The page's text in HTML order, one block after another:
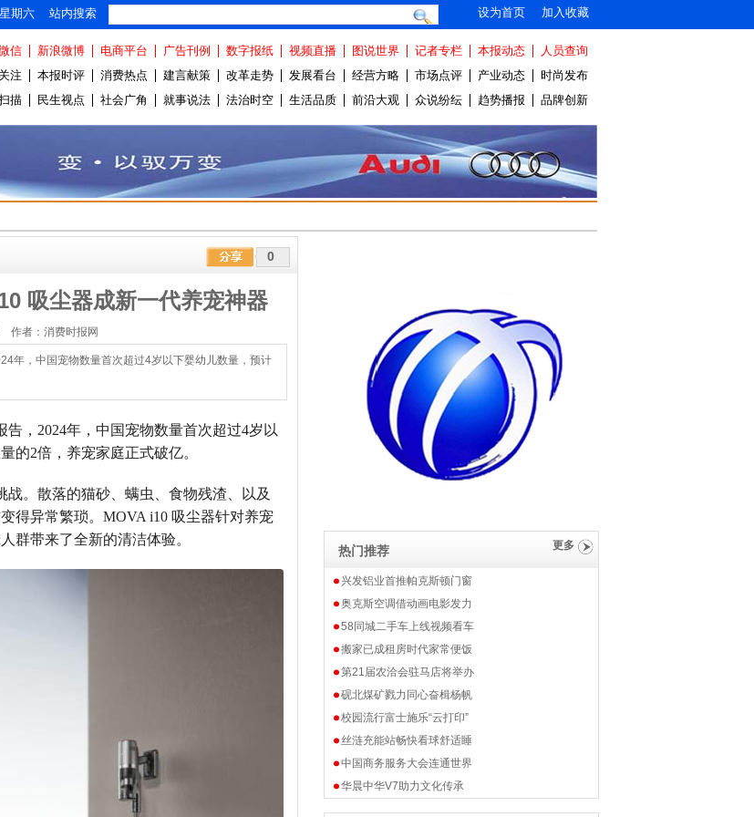
期六 站内搜索 加入收藏
设为首页
信 新浪微博 电商平台 广告刊例 数字报纸 视频直播 图说世界 记者专栏 本报动态
人员查询
注 本报时评 消费热点 建言献策 改革走势 发展看台 经营方略 市场点评 产业动态
时尚发布
描 民生视点 社会广角 就事说法 法治时空 生活品质 前沿大观 众说纷纭 趋势播报 品牌创新
0
吸尘器成新一代养宠神器
作者：消费时报网
年，中国宠物数量首次超过4岁以下婴幼儿数量，预计
，2024年，中国宠物数量首次超过4岁以
的2倍，养宠家庭正式破亿。
。散落的猫砂、螨虫、食物残渣、以及
得异常繁琐。MOVA i10 吸尘器针对养宠
群带来了全新的清洁体验。
热门推荐 更多
兴发铝业首推帕克斯顿门窗
奥克斯空调借动画电影发力
58同城二手车上线视频看车
搬家已成租房时代家常便饭
第21届农洽会驻马店将举办
砚北煤矿戮力同心奋楫杨帆
校园流行富士施乐“云打印”
丝涟充能站畅快看球舒适睡
中国商务服务大会连通世界
华晨中华V7助力文化传承